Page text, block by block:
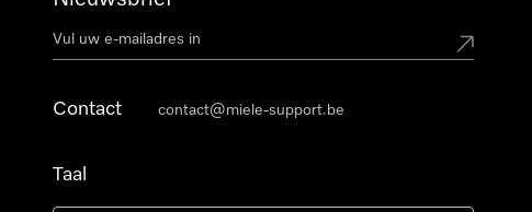
Contact contact@miele-support.be
Taal